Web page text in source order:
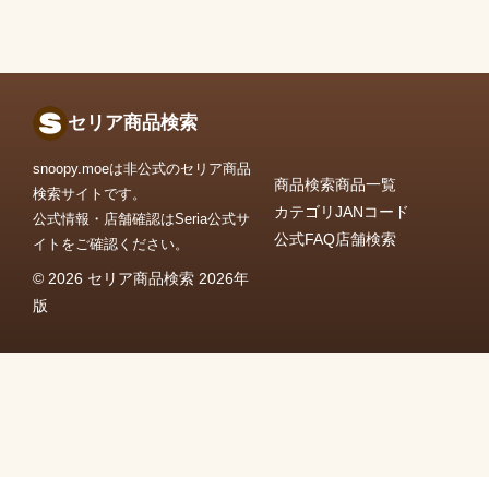
セリア商品検索
snoopy.moeは非公式のセリア商品
検索サイトです。
公式情報・店舗確認はSeria公式サ
イトをご確認ください。
© 2026 セリア商品検索 2026年
版
商品検索商品一覧
カテゴリJANコード
公式FAQ店舗検索